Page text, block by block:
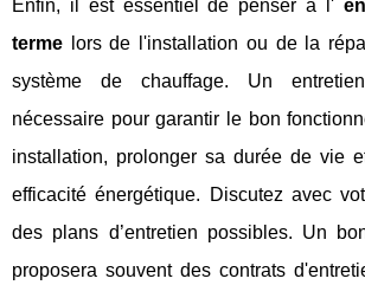
Enfin, il est essentiel de penser à l'
terme lors de l'installation ou de la
système de chauffage. Un
nécessaire pour garantir le bon
installation, prolonger sa durée de vie
efficacité énergétique. Discutez avec
des plans d’entretien possibles. Un
proposera souvent des contrats